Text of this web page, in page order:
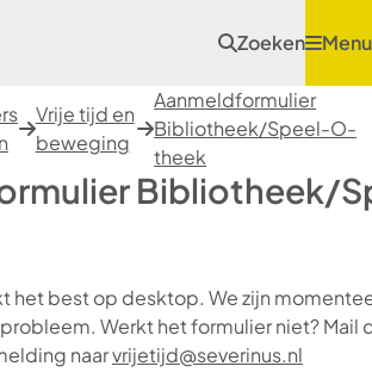
Zoeken Menu
Vrije tijd en
beweging
Aanmeldformulier
Bibliotheek/Speel-O-
theek
Bibliotheek/
het best op desktop. We zijn
Werkt het formulier niet? Mail
naarvrijetijd@severinus.nl